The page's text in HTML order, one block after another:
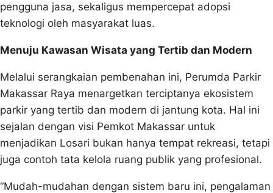
pengguna jasa, sekaligus mempercepat adopsi
teknologi oleh masyarakat luas.
Menuju Kawasan Wisata yang Tertib dan Modern
Melalui serangkaian pembenahan ini, Perumda Parkir
Makassar Raya menargetkan terciptanya ekosistem
parkir yang tertib dan modern di jantung kota. Hal ini
sejalan dengan visi Pemkot Makassar untuk
menjadikan Losari bukan hanya tempat rekreasi, tetapi
juga contoh tata kelola ruang publik yang profesional.
“Mudah-mudahan dengan sistem baru ini, pengalaman